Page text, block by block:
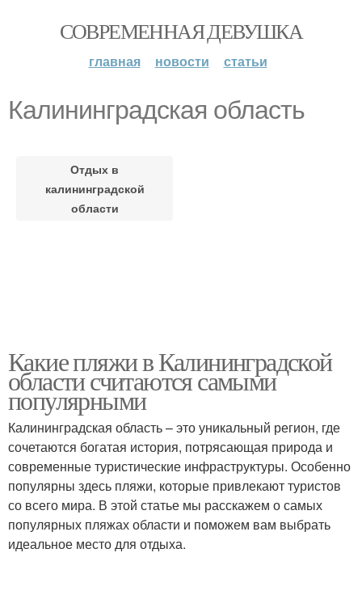
СОВРЕМЕННАЯ ДЕВУШКА
главная новости статьи
Калининградская область
Отдых в
калининградской
области
Какие пляжи в Калининградской
области считаются самыми
популярными
Калининградская область – это уникальный регион, где
сочетаются богатая история, потрясающая природа и
современные туристические инфраструктуры. Особенно
популярны здесь пляжи, которые привлекают туристов
со всего мира. В этой статье мы расскажем о самых
популярных пляжах области и поможем вам выбрать
идеальное место для отдыха.